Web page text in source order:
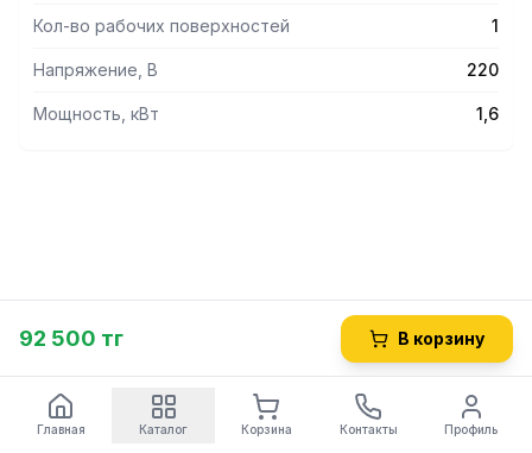
Кол-во рабочих поверхностей 1
Напряжение, В 220
Мощность, кВт 1,6
92 500 тг В корзину
Главная Каталог Корзина Контакты Профиль